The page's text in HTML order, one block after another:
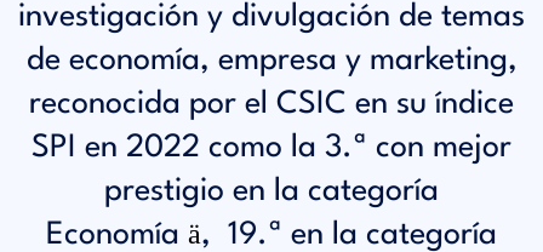
investigación y divulgación de temas
de economía, empresa y marketing,
reconocida por el CSIC en su índice
SPI en 2022 como la 3.ª con mejor
prestigio en la categoría
Economía ä, 19.ª en la categoría